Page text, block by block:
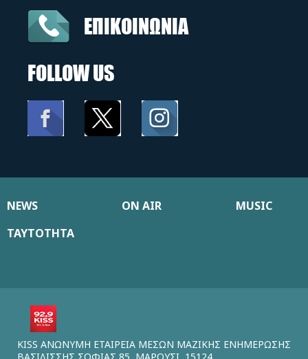
ΕΠΙΚΟΙΝΩΝΙΑ
FOLLOW US
NEWS ON AIR
MUSIC
ΤΑΥΤΟΤΗΤΑ
KISS ΑΝΩΝΥΜΗ ΕΤΑΙΡΕΙΑ ΜΕΣΩΝ ΜΑΖΙΚΗΣ ΕΝΗΜΕΡΩΣΗΣ